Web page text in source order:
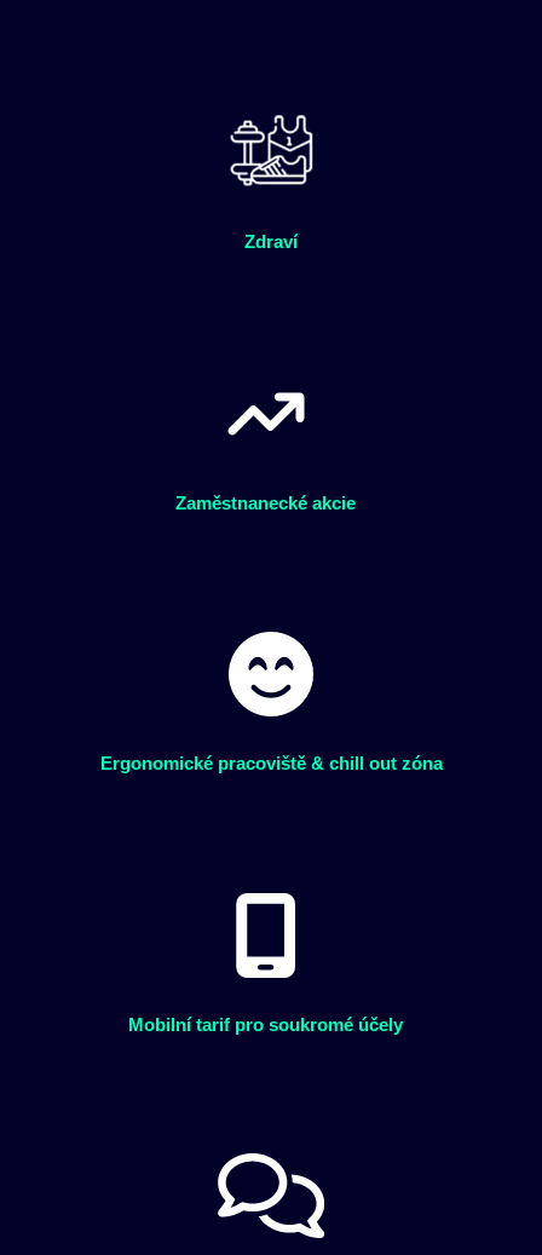
Zdraví
Zaměstnanecké akcie
Ergonomické pracoviště & chill out zóna
Mobilní tarif pro soukromé účely